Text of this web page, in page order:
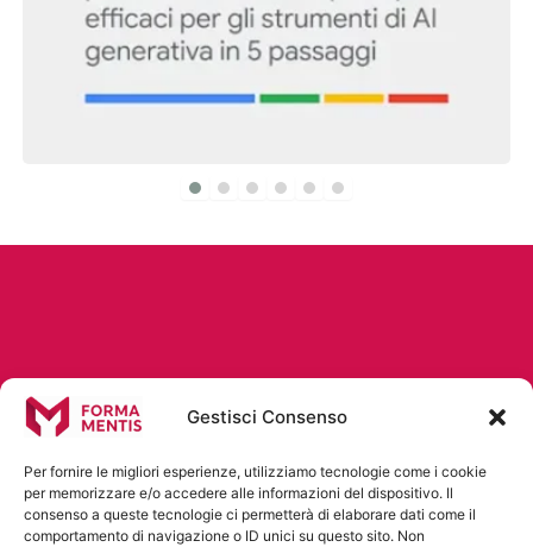
Gestisci Consenso
Per fornire le migliori esperienze, utilizziamo tecnologie come i cookie
per memorizzare e/o accedere alle informazioni del dispositivo. Il
consenso a queste tecnologie ci permetterà di elaborare dati come il
comportamento di navigazione o ID unici su questo sito. Non